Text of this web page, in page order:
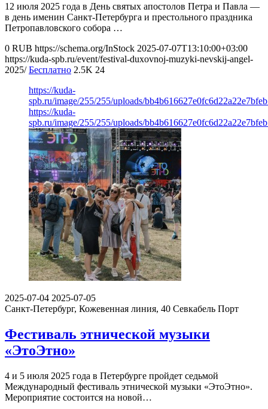
12 июля 2025 года в День святых апостолов Петра и Павла —
в день именин Санкт-Петербурга и престольного праздника
Петропавловского собора …
0 RUB https://schema.org/InStock 2025-07-07T13:10:00+03:00
https://kuda-spb.ru/event/festival-duxovnoj-muzyki-nevskij-angel-
2025/ Бесплатно 2.5K 24
https://kuda-
spb.ru/image/255/255/uploads/
https://kuda-
spb.ru/image/255/255/uploads/
2025-07-04 2025-07-05
Санкт-Петербург, Кожевенная линия, 40 Севкабель Порт
Фестиваль этнической музыки
«ЭтоЭтно»
4 и 5 июля 2025 года в Петербурге пройдет седьмой
Международный фестиваль этнической музыки «ЭтоЭтно».
Мероприятие состоится на новой…